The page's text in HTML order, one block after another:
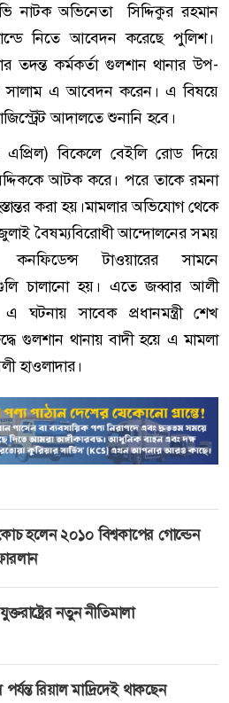
নাটক অভিনেতা সিদ্দিকুর রহমান
নিতে আবেদন করেছে পুলিশ।
তদন্ত কর্মকর্তা গুলশান থানার উপ-
এ আবেদন করেন। এ বিষয়ে
আদালতে শুনানি হবে।
বিকেলে বেইলি রোড দিয়ে
আটক করে। পরে তাকে রমনা
করা হয়।মামলার অভিযোগ থেকে
বৈষম্যবিরোধী আন্দোলনের সময়
কনফিডেন্স টাওয়ারের সামনে
চালানো হয়। এতে জব্বার আলী
ঘটনায় সাবেক প্রধানমন্ত্রী শেখ
গুলশান থানায় বাদী হয়ে এ মামলা
হাওলাদার।
হলেন ২০১০ বিশ্বকাপের গোল্ডেন
নতুন নীতিমালা
রিয়াল মাদ্রিদেই থাকছেন